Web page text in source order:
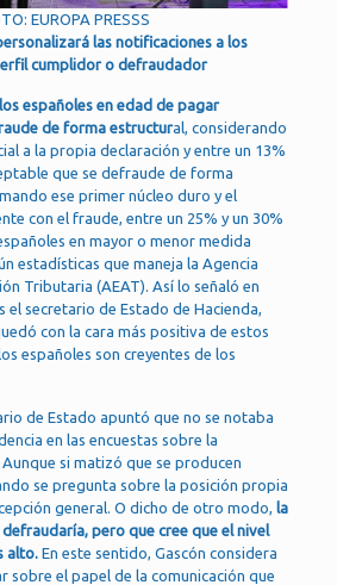
EUROPA PRESSS
las notificaciones a los
cumplidor o defraudador
españoles en edad de pagar
de forma estructural, considerando
a la propia declaración y entre un 13%
que se defraude de forma
ese primer núcleo duro y el
con el fraude, entre un 25% y un 30%
en mayor o menor medida
estadísticas que maneja la Agencia
Tributaria (AEAT). Así lo señaló en
el secretario de Estado de Hacienda,
con la cara más positiva de estos
españoles son creyentes de los
de Estado apuntó que no se notaba
en las encuestas sobre la
si matizó que se producen
se pregunta sobre la posición propia
general. O dicho de otro modo, la
pero que cree que el nivel
alto. En este sentido, Gascón considera
sobre el papel de la comunicación que